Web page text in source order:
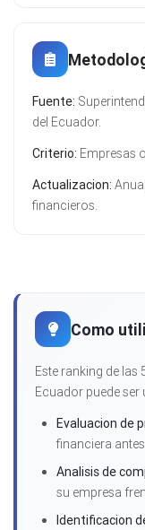
Fuente:
del Ecuador.
Criterio: Empresas
Actualizacion:
financieros.
Como
Este ranking de
Ecuador puede ser
Evaluacion de
financiera
Analisis de
su empresa
Identificacion